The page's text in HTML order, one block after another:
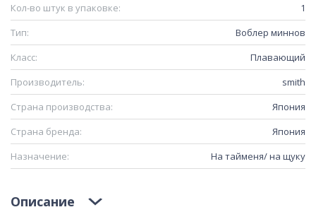
Кол-во штук в упаковке:
1
Тип:
Воблер миннов
Класс:
Плавающий
Производитель:
smith
Страна производства:
Япония
Страна бренда:
Япония
Назначение:
На тайменя/ на щуку
Описание